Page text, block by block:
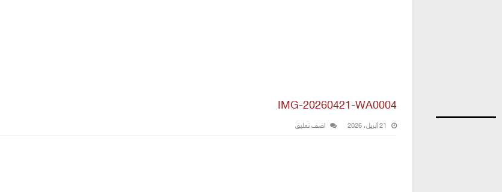
IMG-20260421-WA0004
21 أبريل، 2026 اضف تعليق